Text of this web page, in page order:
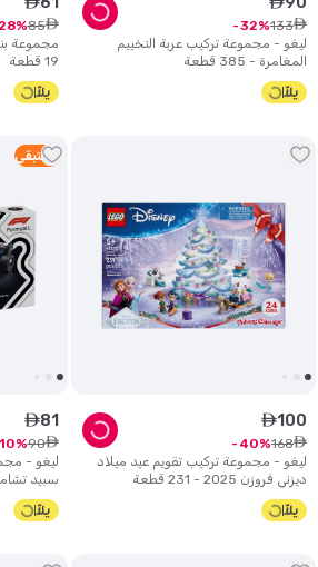
ليغو - مجموعة تركيب عربة التخييم
المغامرة - 385 قطعة
ê
133
32
مجموعة
19 قطعة
ê
85
ليغو - مجموعة تركيب تقويم عيد ميلاد
ديزني فروزن 2025 - 231 قطعة
ê100
ê
168
40
2 متبقي
سبيد تشامبيونز
ê81
ê
90
10